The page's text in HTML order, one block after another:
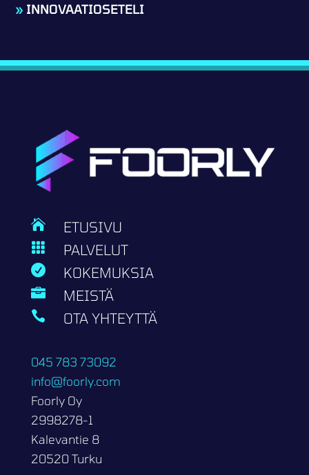
» INNOVAATIOSETELI
 ETUSIVU
 PALVELUT
 KOKEMUKSIA
 MEISTÄ
 OTA YHTEYTTÄ
045 783 73092
info@foorly.com
Foorly Oy
2998278-1
Kalevantie 8
20520 Turku